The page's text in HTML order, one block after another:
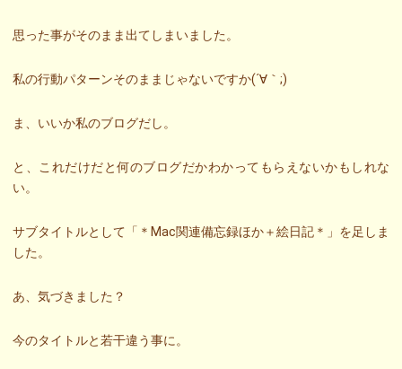
思った事がそのまま出てしまいました。
私の行動パターンそのままじゃないですか(´∀｀;)
ま、いいか私のブログだし。
と、これだけだと何のブログだかわかってもらえないかもしれな
い。
サブタイトルとして「＊Mac関連備忘録ほか＋絵日記＊」を足しま
した。
あ、気づきました？
今のタイトルと若干違う事に。